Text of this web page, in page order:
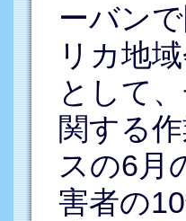
ーバン
リカ地
として
関する
スの6月
害者の